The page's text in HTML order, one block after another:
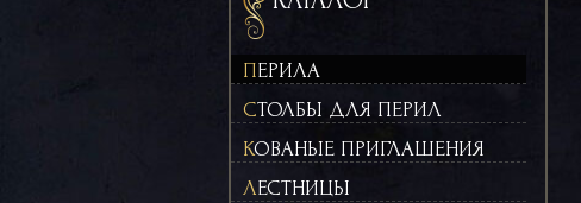
ПЕРИЛА
СТОЛБЫ ДЛЯ ПЕРИЛ
КОВАНЫЕ ПРИГЛАШЕНИЯ
ЛЕСТНИЦЫ